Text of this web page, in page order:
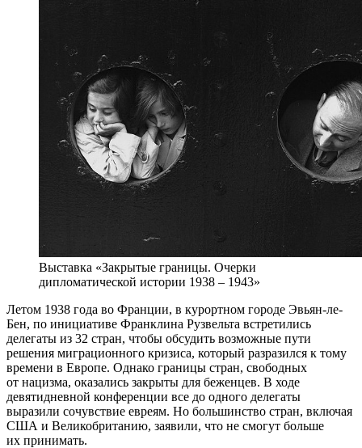
Выставка «Закрытые границы. Очерки
дипломатической истории 1938 – 1943»
Летом 1938 года во Франции, в курортном городе Эвьян-ле-
Бен, по инициативе Франклина Рузвельта встретились
делегаты из 32 стран, чтобы обсудить возможные пути
решения миграционного кризиса, который разразился к тому
времени в Европе. Однако границы стран, свободных
от нацизма, оказались закрыты для беженцев. В ходе
девятидневной конференции все до одного делегаты
выразили сочувствие евреям. Но большинство стран, включая
США и Великобританию, заявили, что не смогут больше
их принимать.